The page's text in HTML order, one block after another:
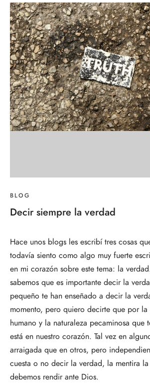
BLOG
Decir siempre la verdad
Hace unos blogs les escribí tres cosas
todavía siento como algo muy fuerte
en mi corazón sobre este tema: la
sabemos que es importante decir la
pequeño te han enseñado a decir la
momento, pero quiero decirte que por
humano y la naturaleza pecaminosa que
está en nuestro corazón. Tal vez en
arraigada que en otros, pero
cuesta o no decir la verdad, la mentira la
debemos rendir ante Dios.